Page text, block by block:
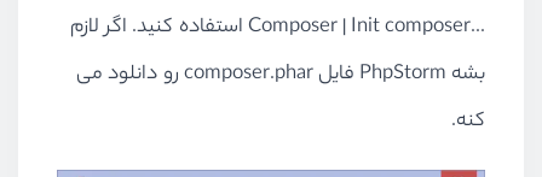
...Composer | Init composer استفاده کنید. اگر لازم
بشه PhpStorm فایل composer.phar رو دانلود می
کنه.